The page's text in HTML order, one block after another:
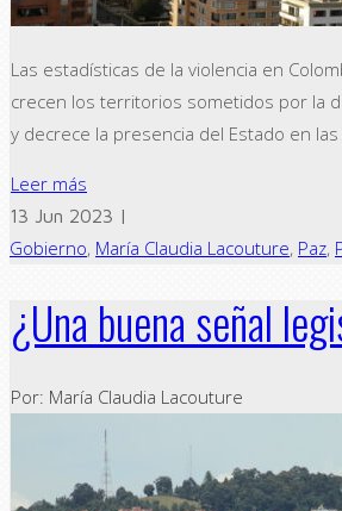
Las estadísticas de la violencia en
crecen los territorios sometidos por la
y decrece la presencia del Estado en
Leer más
13 Jun 2023 |
Gobierno, María Claudia Lacouture, Paz,
¿Una buena señal
Por: María Claudia Lacouture